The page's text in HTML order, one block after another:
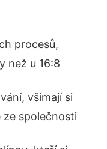
procesů,
než u 16:8
všímají si
společnosti